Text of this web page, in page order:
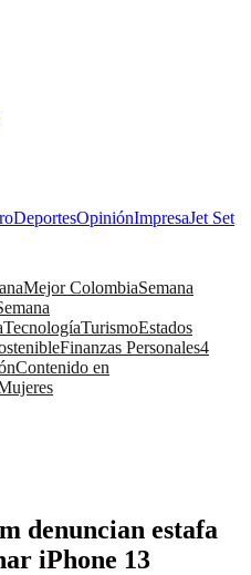
DeportesOpiniónImpresaJet Set
Mejor ColombiaSemana
TecnologíaTurismoEstados
Finanzas Personales4
Contenido en
denuncian estafa
iPhone 13